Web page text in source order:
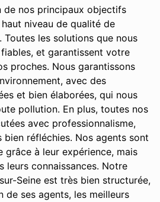
de nos principaux objectifs
niveau de qualité de
Toutes les solutions que nous
et garantissent votre
proches. Nous garantissons
avec des
et bien élaborées, qui nous
pollution. En plus, toutes nos
avec professionnalisme,
bien réfléchies. Nos agents sont
à leur expérience, mais
leurs connaissances. Notre
Seine est très bien structurée,
ses agents, les meilleurs